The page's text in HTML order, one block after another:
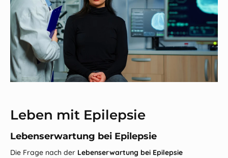
Leben mit Epilepsie
Lebenserwartung bei Epilepsie
Die Frage nach der Lebenserwartung bei Epilepsie